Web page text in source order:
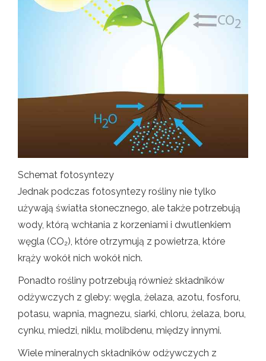
Schemat fotosyntezy
Jednak podczas fotosyntezy rośliny nie tylko
używają światła słonecznego, ale także potrzebują
wody, którą wchłania z korzeniami i dwutlenkiem
węgla (CO₂), które otrzymują z powietrza, które
krąży wokół nich wokół nich.
Ponadto rośliny potrzebują również składników
odżywczych z gleby: węgla, żelaza, azotu, fosforu,
potasu, wapnia, magnezu, siarki, chloru, żelaza, boru,
cynku, miedzi, niklu, molibdenu, między innymi.
Wiele mineralnych składników odżywczych z